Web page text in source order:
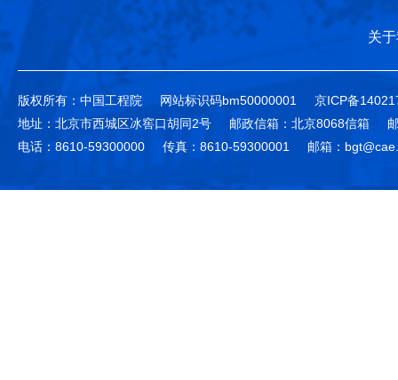
关
版权所有：中国工程院 网站标识码bm50000001
京ICP备
地址：北京市西城区冰窖口胡同2号
邮政信箱：北京8068信箱
电话：8610-59300000
传真：8610-59300001 邮箱：